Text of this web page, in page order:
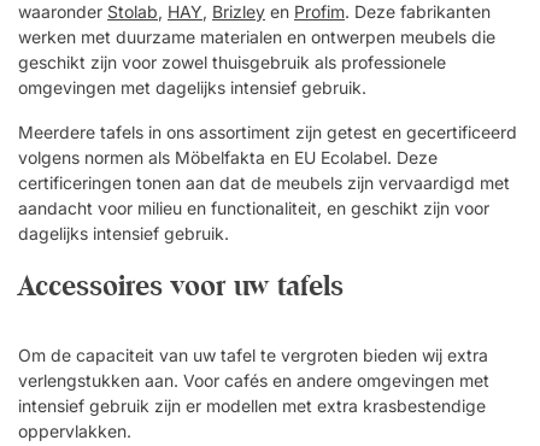
waaronder Stolab, HAY, Brizley en Profim. Deze fabrikanten
werken met duurzame materialen en ontwerpen meubels die
geschikt zijn voor zowel thuisgebruik als professionele
omgevingen met dagelijks intensief gebruik.
Meerdere tafels in ons assortiment zijn getest en gecertificeerd
volgens normen als Möbelfakta en EU Ecolabel. Deze
certificeringen tonen aan dat de meubels zijn vervaardigd met
aandacht voor milieu en functionaliteit, en geschikt zijn voor
dagelijks intensief gebruik.
Accessoires voor uw tafels
Om de capaciteit van uw tafel te vergroten bieden wij extra
verlengstukken aan. Voor cafés en andere omgevingen met
intensief gebruik zijn er modellen met extra krasbestendige
oppervlakken.